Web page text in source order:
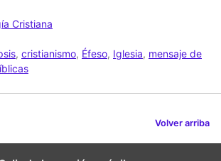
Cristiana
, cristianismo, Éfeso, Iglesia, mensaje de
Volver arriba